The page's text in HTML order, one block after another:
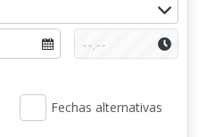
Fechas alternativas